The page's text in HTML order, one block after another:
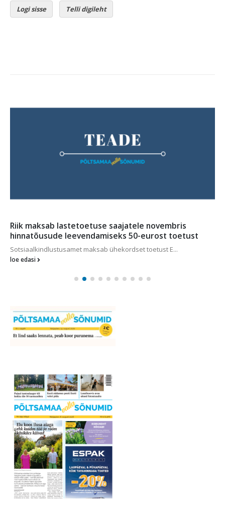
Logi sisse Telli digileht
Lingvistile pakuvad huvi keerulised keeled
Indrek Park on eesti keeleteadlane, kes uurib Põhj...
loe edasi